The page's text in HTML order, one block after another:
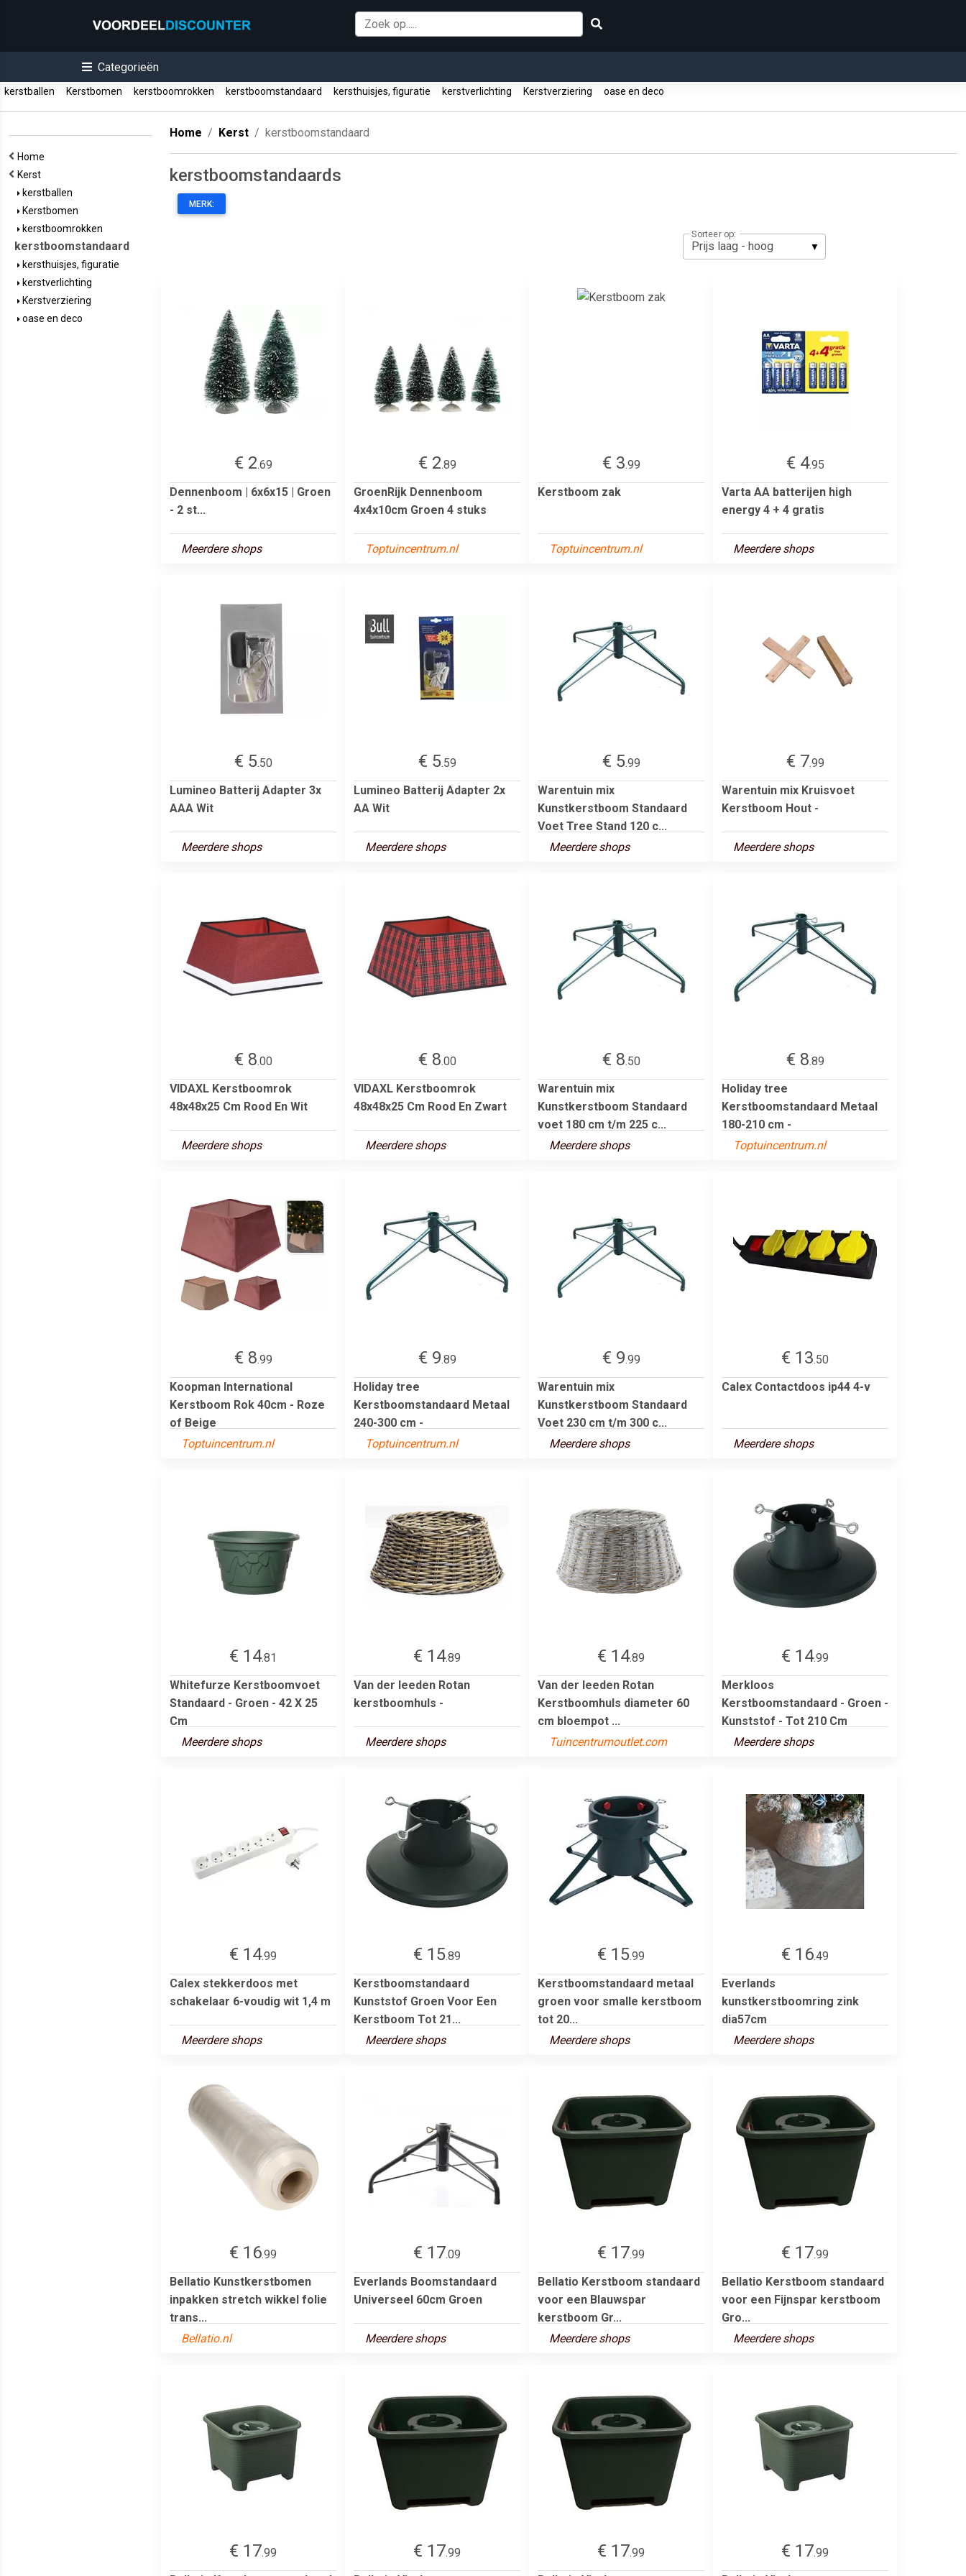
Categorieën
kerstballen Kerstbomen kerstboomrokken kerstboomstandaard kersthuisjes, figuratie kerstverlichting Kerstverziering oase en deco
Home
Kerst
kerstballen
Kerstbomen
kerstboomrokken
kerstboomstandaard
kersthuisjes, figuratie
kerstverlichting
Kerstverziering
oase en deco
Home Kerst kerstboomstandaard
kerstboomstandaards
MERK:
Sorteer op:
€ 2.69
Dennenboom | 6x6x15 | Groen
- 2 st...
Meerdere shops
€ 2.89
GroenRijk Dennenboom
4x4x10cm Groen 4 stuks
Toptuincentrum.nl
€ 3.99
Kerstboom zak
Toptuincentrum.nl
€ 4.95
Varta AA batterijen high
energy 4 + 4 gratis
Meerdere shops
€ 5.50
Lumineo Batterij Adapter 3x
AAA Wit
Meerdere shops
€ 5.59
Lumineo Batterij Adapter 2x
AA Wit
Meerdere shops
€ 5.99
Warentuin mix
Kunstkerstboom Standaard
Voet Tree Stand 120 c...
Meerdere shops
€ 7.99
Warentuin mix Kruisvoet
Kerstboom Hout -
Meerdere shops
€ 8.00
VIDAXL Kerstboomrok
48x48x25 Cm Rood En Wit
Meerdere shops
€ 8.00
VIDAXL Kerstboomrok
48x48x25 Cm Rood En Zwart
Meerdere shops
€ 8.50
Warentuin mix
Kunstkerstboom Standaard
voet 180 cm t/m 225 c...
Meerdere shops
€ 8.89
Holiday tree
Kerstboomstandaard Metaal
180-210 cm -
Toptuincentrum.nl
€ 8.99
Koopman International
Kerstboom Rok 40cm - Roze
of Beige
Toptuincentrum.nl
€ 9.89
Holiday tree
Kerstboomstandaard Metaal
240-300 cm -
Toptuincentrum.nl
€ 9.99
Warentuin mix
Kunstkerstboom Standaard
Voet 230 cm t/m 300 c...
Meerdere shops
€ 13.50
Calex Contactdoos ip44 4-v
Meerdere shops
€ 14.81
Whitefurze Kerstboomvoet
Standaard - Groen - 42 X 25
Cm
Meerdere shops
€ 14.89
Van der leeden Rotan
kerstboomhuls -
Meerdere shops
€ 14.89
Van der leeden Rotan
Kerstboomhuls diameter 60
cm bloempot ...
Tuincentrumoutlet.com
€ 14.99
Merkloos
Kerstboomstandaard - Groen -
Kunststof - Tot 210 Cm
Meerdere shops
€ 14.99
Calex stekkerdoos met
schakelaar 6-voudig wit 1,4 m
Meerdere shops
€ 15.89
Kerstboomstandaard
Kunststof Groen Voor Een
Kerstboom Tot 21...
Meerdere shops
€ 15.99
Kerstboomstandaard metaal
groen voor smalle kerstboom
tot 20...
Meerdere shops
€ 16.49
Everlands
kunstkerstboomring zink
dia57cm
Meerdere shops
€ 16.99
Bellatio Kunstkerstbomen
inpakken stretch wikkel folie
trans...
Bellatio.nl
€ 17.09
Everlands Boomstandaard
Universeel 60cm Groen
Meerdere shops
€ 17.99
Bellatio Kerstboom standaard
voor een Blauwspar
kerstboom Gr...
Meerdere shops
€ 17.99
Bellatio Kerstboom standaard
voor een Fijnspar kerstboom
Gro...
Meerdere shops
€ 17.99
€ 17.99
€ 17.99
€ 17.99